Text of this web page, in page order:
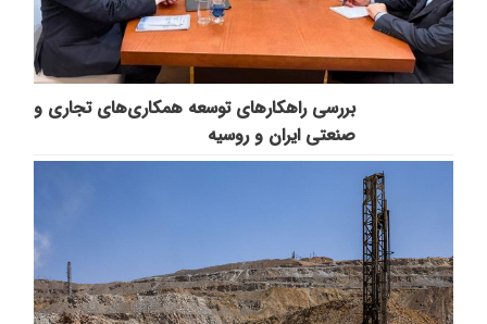
بررسی راهکارهای توسعه همکاری‌های تجاری و
صنعتی ایران و روسیه